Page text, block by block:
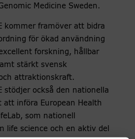
Medicine Sweden.
kommer framöver att bidra
för ökad användning
forskning, hållbar
stärkt svensk
attraktionskraft.
stödjer också den nationella
införa European Health
som nationell
life science och en aktiv del